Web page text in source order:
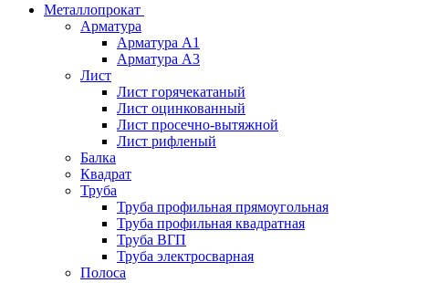
Металлопрокат
Арматура
Арматура А1
Арматура А3
Лист
Лист горячекатаный
Лист оцинкованный
Лист просечно-вытяжной
Лист рифленый
Балка
Квадрат
Труба
Труба профильная прямоугольная
Труба профильная квадратная
Труба ВГП
Труба электросварная
Полоса